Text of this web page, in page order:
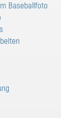
Baseballfoto